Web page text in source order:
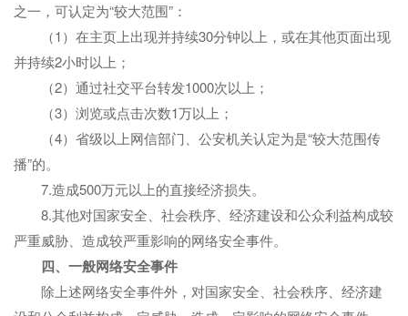
之一，可认定为“较大范围”：
（1）在主页上出现并持续30分钟以上，或在其他页面出现
并持续2小时以上；
（2）通过社交平台转发1000次以上；
（3）浏览或点击次数1万以上；
（4）省级以上网信部门、公安机关认定为是“较大范围传
播”的。
7.造成500万元以上的直接经济损失。
8.其他对国家安全、社会秩序、经济建设和公众利益构成较
严重威胁、造成较严重影响的网络安全事件。
四、 一般网络安全事件
除上述网络安全事件外，对国家安全、社会秩序、经济建